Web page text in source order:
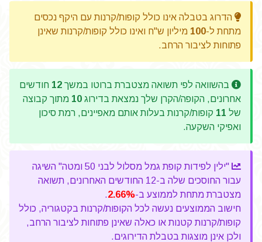
הדרוג בטבלה אינו כולל קופות/קרנות עם היקף נכסים
מתחת ל-100 מיליון ש"ח ואינו כולל קופות/קרנות שאינן
פתוחות לציבור הרחב.
בהשוואה לפי תשואה מצטברת ברוטו במשך 12 חודשים
אחרונים, הקופה/הקרן שלך נמצאת בדירוג 10 מתוך קבוצה
של 11 קופות/קרנות בעלות אותם מאפיינים, רמת סיכון
ואפיקי השקעה.
"ילין לפידות קופת גמל מסלול לבני 50 ומטה" השיגה
עבור החוסכים שלה ב-12 החודשים האחרונים, תשואה
מצטברת מתחת לממוצע ב-2.66%
.
חישוב הממוצעים נעשה לכל הקופות/קרנות בקטגוריה, כולל
קופות/קרנות קטנות או כאלה שאינן פתוחות לציבור הרחב,
ולכן אינן מוצגות בטבלת הדירוגים.